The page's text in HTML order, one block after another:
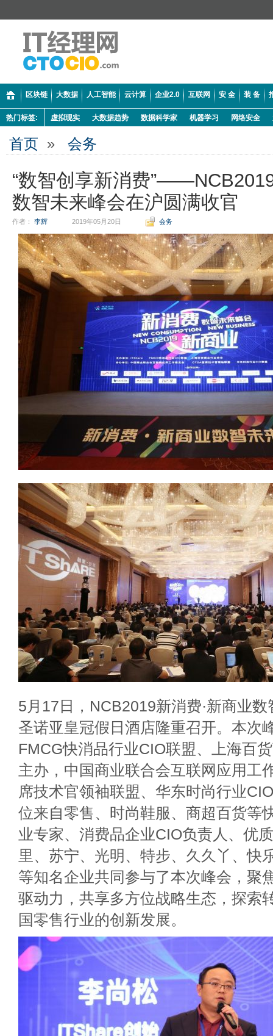
区块链 大数据 人工智能 云计算 企业2.0 互联网 安 全 装 备
热门标签: 虚拟现实 大数据趋势 数据科学家 机器学习 网络安全
首页 » 会务
“数智创享新消费
数智未来峰会在沪圆满收官
作者： 李辉 2019年05月20日 会务
5月17日，NCB2019新消费·新商业
圣诺亚皇冠假日酒店隆重召开。本次
FMCG快消品行业CIO联盟、上海百
主办，中国商业联合会互联网应用工
席技术官领袖联盟、华东时尚行业
位来自零售、时尚鞋服、商超百货等
业专家、消费品企业CIO负责人、优
里、苏宁、光明、特步、久久丫、快
等知名企业共同参与了本次峰会，聚
驱动力，共享多方位战略生态，探索
国零售行业的创新发展。